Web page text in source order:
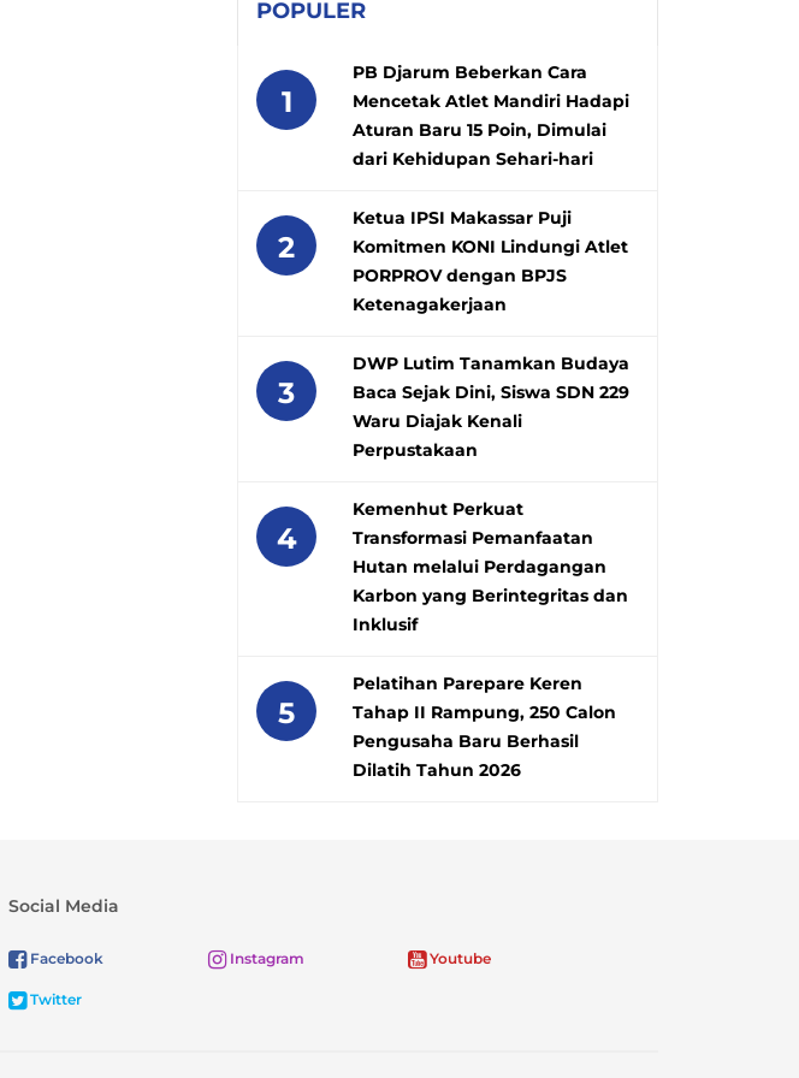
POPULER
1
PB Djarum Beberkan Cara
Mencetak Atlet Mandiri Hadapi
Aturan Baru 15 Poin, Dimulai
dari Kehidupan Sehari-hari
2
Ketua IPSI Makassar Puji
Komitmen KONI Lindungi Atlet
PORPROV dengan BPJS
Ketenagakerjaan
3
DWP Lutim Tanamkan Budaya
Baca Sejak Dini, Siswa SDN 229
Waru Diajak Kenali
Perpustakaan
4
Kemenhut Perkuat
Transformasi Pemanfaatan
Hutan melalui Perdagangan
Karbon yang Berintegritas dan
Inklusif
5
Pelatihan Parepare Keren
Tahap II Rampung, 250 Calon
Pengusaha Baru Berhasil
Dilatih Tahun 2026
Social Media
Facebook Instagram Youtube
Twitter